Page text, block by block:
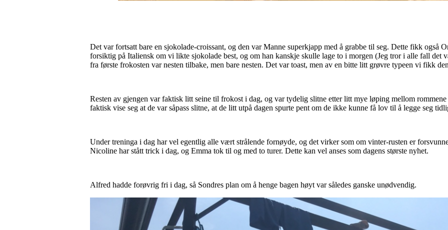
Det var fortsatt bare en sjokolade-croissant, og den var Manne superkjapp med å grabbe til seg. Dette fikk også
forsiktig på Italiensk om vi likte sjokolade best, og om han kanskje skulle lage to i morgen (Jeg tror i alle fall det
fra første frokosten var nesten tilbake, men bare nesten. Det var toast, men av en bitte litt grøvre typeen vi fikk
Resten av gjengen var faktisk litt seine til frokost i dag, og var tydelig slitne etter litt mye løping mellom
faktisk vise seg at de var såpass slitne, at de litt utpå dagen spurte pent om de ikke kunne få lov til å legge seg
Under treninga i dag har vel egentlig alle vært strålende fornøyde, og det virker som om vinter-rusten er
Nicoline har stått trick i dag, og Emma tok til og med to turer. Dette kan vel anses som dagens største nyhet.
Alfred hadde forøvrig fri i dag, så Sondres plan om å henge bagen høyt var således ganske unødvendig.